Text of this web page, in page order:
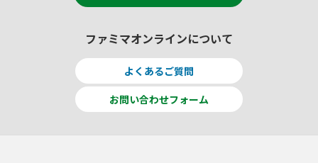
ファミマオンラインについて
よくあるご質問
お問い合わせフォーム